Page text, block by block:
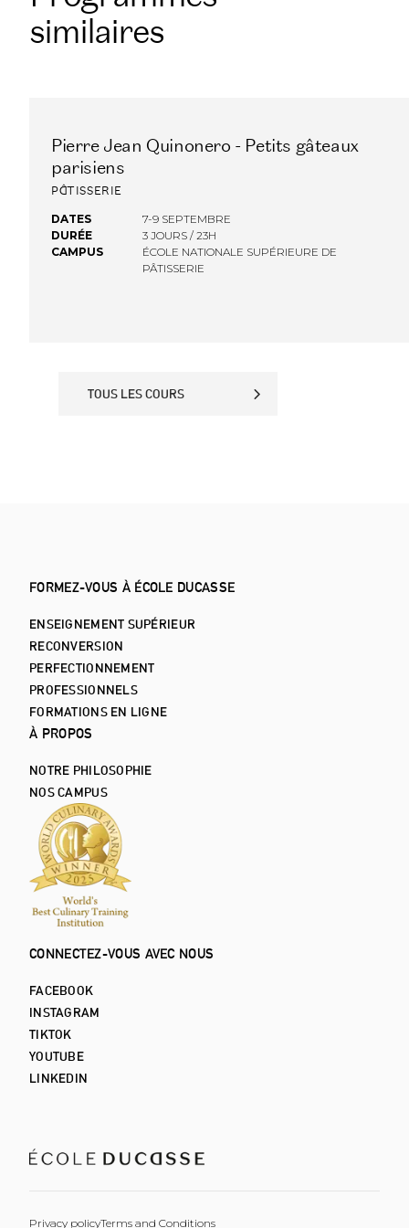
similaires
FINANCEMENT OPCO
Pierre Jean Quinonero - Petits gâteaux
parisiens
PÂTISSERIE
DATES
7-9 SEPTEMBRE
DURÉE
3 JOURS / 23H
CAMPUS
ÉCOLE NATIONALE SUPÉRIEURE DE
PÂTISSERIE
TOUS LES COURS
FORMEZ-VOUS À ÉCOLE DUCASSE
ENSEIGNEMENT SUPÉRIEUR
RECONVERSION
PERFECTIONNEMENT
PROFESSIONNELS
FORMATIONS EN LIGNE
À PROPOS
NOTRE PHILOSOPHIE
NOS CAMPUS
CONNECTEZ-VOUS AVEC NOUS
FACEBOOK
INSTAGRAM
TIKTOK
YOUTUBE
LINKEDIN
Privacy policyTerms and Conditions